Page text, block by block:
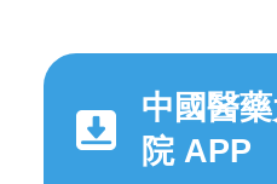
中國醫
院 APP